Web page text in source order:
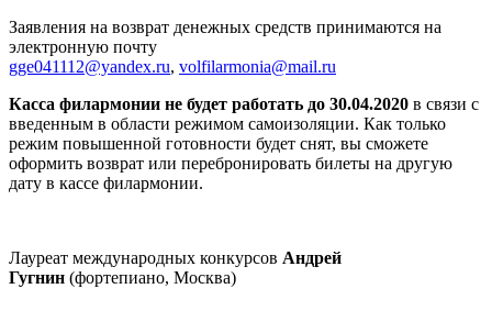
Заявления на возврат денежных средств принимаются на
электронную почту
gge041112@yandex.ru, volfilarmonia@mail.ru
Касса филармонии не будет работать до 30.04.2020 в связи с
введенным в области режимом самоизоляции. Как только
режим повышенной готовности будет снят, вы сможете
оформить возврат или перебронировать билеты на другую
дату в кассе филармонии.
Лауреат международных конкурсов Андрей
Гугнин (фортепиано, Москва)